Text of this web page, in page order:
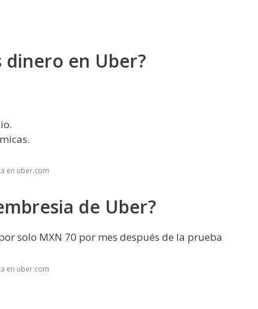
dinero en Uber?
en uber.com
de Uber?
solo MXN 70 por mes después de la prueba
en uber.com